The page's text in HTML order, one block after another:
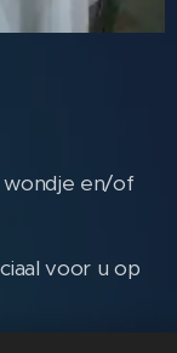
en/of
voor u op